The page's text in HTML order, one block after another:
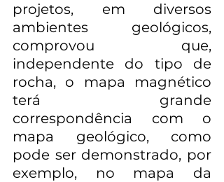
projetos, em diversos
ambientes geológicos,
comprovou que,
independente do tipo de
rocha, o mapa magnético
terá grande
correspondência com o
mapa geológico, como
pode ser demonstrado, por
exemplo, no mapa da